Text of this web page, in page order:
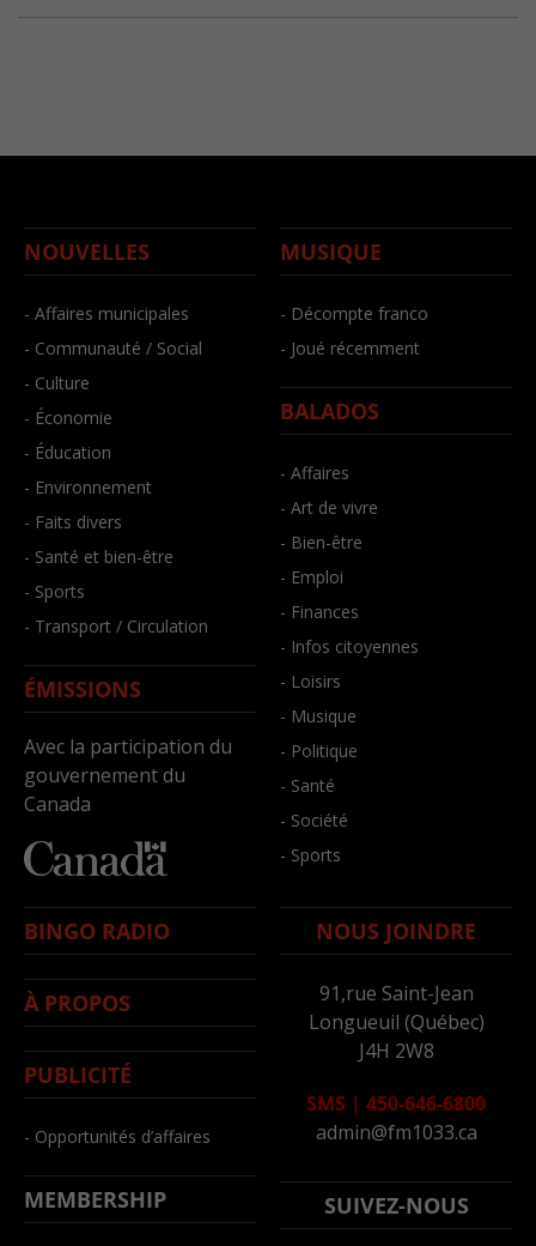
NOUVELLES
- Affaires municipales
- Communauté / Social
- Culture
- Économie
- Éducation
- Environnement
- Faits divers
- Santé et bien-être
- Sports
- Transport / Circulation
ÉMISSIONS
Avec la participation du
gouvernement du
Canada
MUSIQUE
- Décompte franco
- Joué récemment
BALADOS
- Affaires
- Art de vivre
- Bien-être
- Emploi
- Finances
- Infos citoyennes
- Loisirs
- Musique
- Politique
- Santé
- Société
- Sports
BINGO RADIO
À PROPOS
PUBLICITÉ
- Opportunités d’affaires
MEMBERSHIP
NOUS JOINDRE
91,rue Saint-Jean
Longueuil (Québec)
J4H 2W8
SMS | 450-646-6800
admin@fm1033.ca
SUIVEZ-NOUS